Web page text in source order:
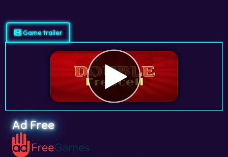
Game trailer
Ad Free